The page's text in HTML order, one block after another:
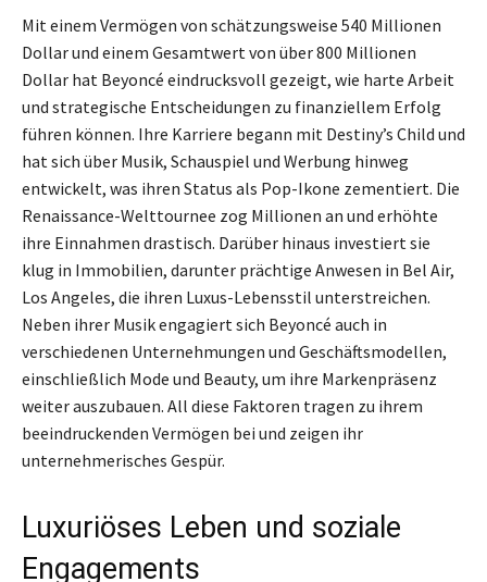
Mit einem Vermögen von schätzungsweise 540 Millionen
Dollar und einem Gesamtwert von über 800 Millionen
Dollar hat Beyoncé eindrucksvoll gezeigt, wie harte Arbeit
und strategische Entscheidungen zu finanziellem Erfolg
führen können. Ihre Karriere begann mit Destiny’s Child und
hat sich über Musik, Schauspiel und Werbung hinweg
entwickelt, was ihren Status als Pop-Ikone zementiert. Die
Renaissance-Welttournee zog Millionen an und erhöhte
ihre Einnahmen drastisch. Darüber hinaus investiert sie
klug in Immobilien, darunter prächtige Anwesen in Bel Air,
Los Angeles, die ihren Luxus-Lebensstil unterstreichen.
Neben ihrer Musik engagiert sich Beyoncé auch in
verschiedenen Unternehmungen und Geschäftsmodellen,
einschließlich Mode und Beauty, um ihre Markenpräsenz
weiter auszubauen. All diese Faktoren tragen zu ihrem
beeindruckenden Vermögen bei und zeigen ihr
unternehmerisches Gespür.
Luxuriöses Leben und soziale
Engagements